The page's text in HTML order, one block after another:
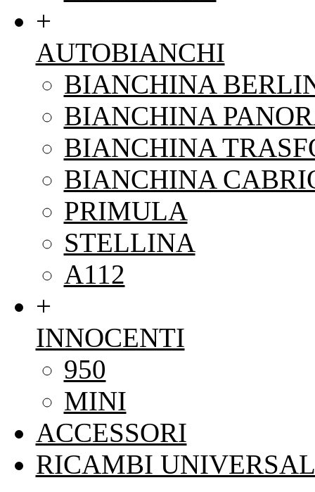
+
AUTOBIANCHI
BIANCHINA
BIANCHINA
BIANCHINA
BIANCHINA
PRIMULA
STELLINA
A112
+
INNOCENTI
950
MINI
ACCESSORI
RICAMBI